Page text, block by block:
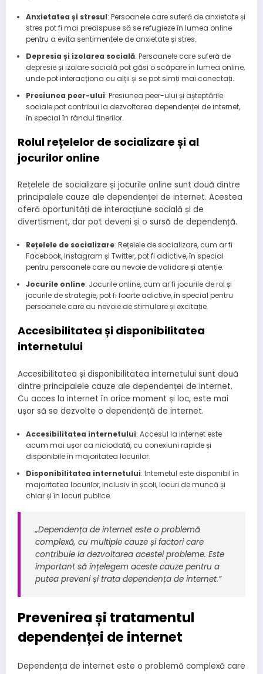
Anxietatea și stresul: Persoanele care suferă de anxietate și
stres pot fi mai predispuse să se refugieze în lumea online
pentru a evita sentimentele de anxietate și stres.
Depresia și izolarea socială: Persoanele care suferă de
depresie și izolare socială pot găsi o scăpare în lumea online,
unde pot interacționa cu alții și se pot simți mai conectați.
Presiunea peer-ului: Presiunea peer-ului și așteptările
sociale pot contribui la dezvoltarea dependenței de internet,
în special în rândul tinerilor.
Rolul rețelelor de socializare și al
jocurilor online
Rețelele de socializare și jocurile online sunt două dintre
principalele cauze ale dependenței de internet. Acestea
oferă oportunități de interacțiune socială și de
divertisment, dar pot deveni și o sursă de dependență.
Rețelele de socializare: Rețelele de socializare, cum ar fi
Facebook, Instagram și Twitter, pot fi adictive, în special
pentru persoanele care au nevoie de validare și atenție.
Jocurile online: Jocurile online, cum ar fi jocurile de rol și
jocurile de strategie, pot fi foarte adictive, în special pentru
persoanele care au nevoie de stimulare și excitație.
Accesibilitatea și disponibilitatea
internetului
Accesibilitatea și disponibilitatea internetului sunt două
dintre principalele cauze ale dependenței de internet.
Cu acces la internet în orice moment și loc, este mai
ușor să se dezvolte o dependență de internet.
Accesibilitatea internetului: Accesul la internet este
acum mai ușor ca niciodată, cu conexiuni rapide și
disponibile în majoritatea locurilor.
Disponibilitatea internetului: Internetul este disponibil în
majoritatea locurilor, inclusiv în școli, locuri de muncă și
chiar și în locuri publice.
„Dependența de internet este o problemă
complexă, cu multiple cauze și factori care
contribuie la dezvoltarea acestei probleme. Este
important să înțelegem aceste cauze pentru a
putea preveni și trata dependența de internet.”
Prevenirea și tratamentul
dependenței de internet
Dependența de internet este o problemă complexă care